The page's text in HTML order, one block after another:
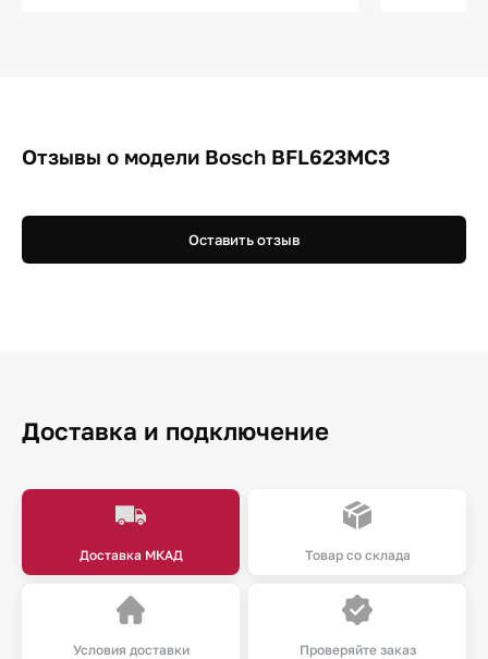
Отзывы о модели Bosch BFL623MC3
Оставить отзыв
Доставка и подключение
Доставка МКАД Товар со склада
Условия доставки Проверяйте заказ